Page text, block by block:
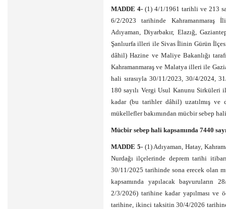
MADDE 4- (1) 4/1/1961 tarihli ve 213
6/2/2023 tarihinde Kahramanmaraş
Adıyaman, Diyarbakır, Elazığ,
Şanlıurfa illeri ile Sivas İlinin Gürün
dâhil) Hazine ve Maliye Bakanlığı
Kahramanmaraş ve Malatya illeri ile
hali sırasıyla 30/11/2023, 30/4/2024,
180 sayılı Vergi Usul Kanunu
kadar (bu tarihler dâhil) uzatılmış ve
mükellefler bakımından mücbir sebep
Mücbir sebep hali kapsamında 7440
MADDE 5- (1) Adıyaman, Hatay,
Nurdağı ilçelerinde deprem tarihi
30/11/2025 tarihinde sona erecek olan
kapsamında yapılacak başvuruların
2/3/2026) tarihine kadar yapılması ve
tarihine, ikinci taksitin 30/4/2026